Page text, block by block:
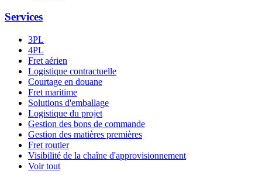
Services
3PL
4PL
Fret aérien
Logistique contractuelle
Courtage en douane
Fret maritime
Solutions d'emballage
Logistique du projet
Gestion des bons de commande
Gestion des matières premières
Fret routier
Visibilité de la chaîne d'approvisionnement
Voir tout